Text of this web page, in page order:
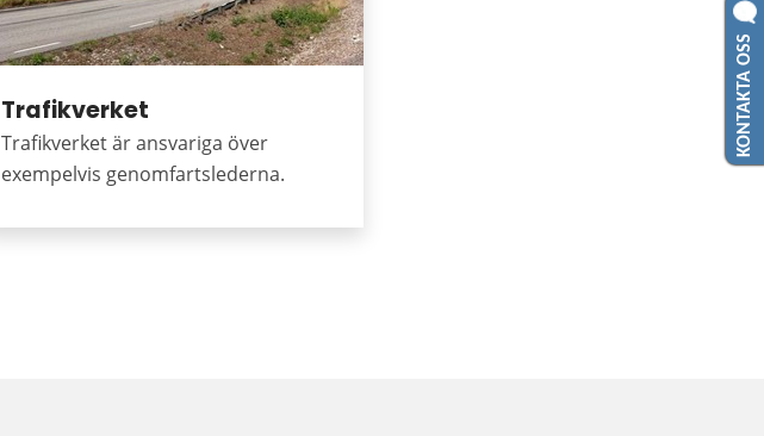
Trafikverket
Trafikverket är ansvariga över
exempelvis genomfartslederna.
KONTAKTA OSS